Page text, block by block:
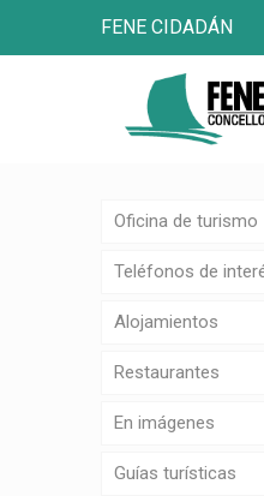
FENE CIDADÁN
Oficina de turismo
Teléfonos de
Alojamientos
Restaurantes
En imágenes
Guías turísticas